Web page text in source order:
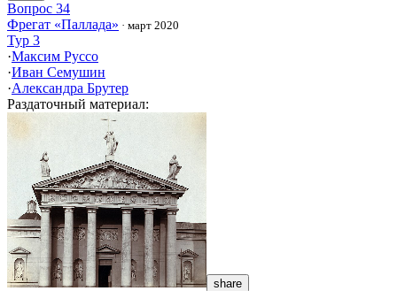
Вопрос 34
Фрегат «Паллада» · март 2020
Тур 3
·Максим Руссо
·Иван Семушин
·Александра Брутер
Раздаточный материал:
share